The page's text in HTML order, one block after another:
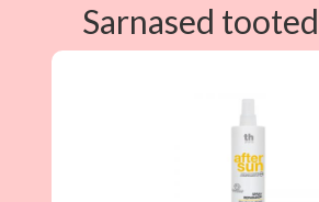
Sarnased tooted